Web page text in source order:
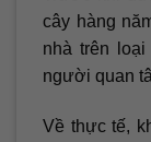
cây hàng
nhà trên
người quan
Về thực tế,